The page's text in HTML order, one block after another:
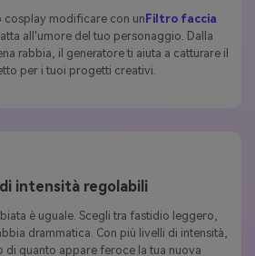
cosplay modificare con un Filtro faccia
all'umore del tuo personaggio. Dalla
rabbia, il generatore ti aiuta a catturare il
per i tuoi progetti creativi.
intensità regolabili
è uguale. Scegli tra fastidio leggero,
drammatica. Con più livelli di intensità,
di quanto appare feroce la tua nuova